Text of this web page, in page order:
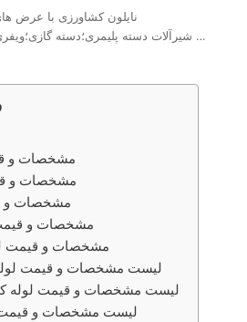
?نایلون کشاورزی با عرض
?شیرآلات دسته پلیمری؛دسته گازی؛ویفری؛چدنی زبانه لاستیک؛ آبریز و …
مشخصات و
مشخصات و
مشخصات و
مشخصات و قیمت
مشخصات و قیمت
لیست مشخصات و قیمت لوله
لیست مشخصات و قیمت لوله
لیست مشخصات و قیمت